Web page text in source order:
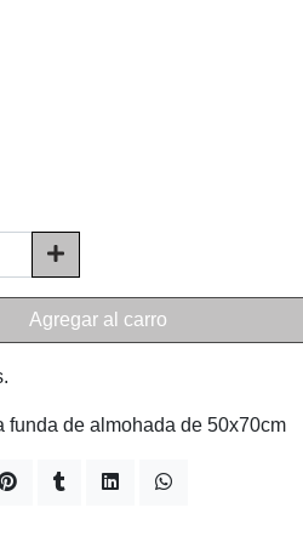
Agregar al carro
funda de almohada de 50x70cm